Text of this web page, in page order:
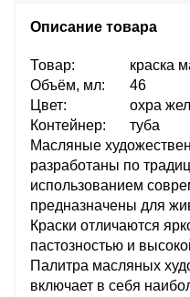
Описание товара
Товар:
краска
Объём, мл:
46
Цвет:
охра
Контейнер:
туба
Масляные
разработаны по
использованием
предназначены для
Краски отличаются
пастозностью и
Палитра масляных
включает в себя